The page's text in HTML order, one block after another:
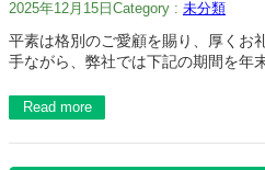
2025年12月15日 Category : 未分類
平素は格別のご愛顧を賜り、厚くお
手ながら、弊社では下記の期間を年
Read more